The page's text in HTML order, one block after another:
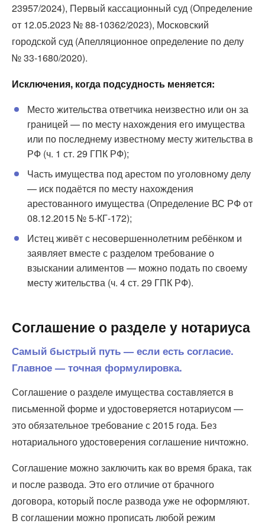
23957/2024), Первый кассационный суд (Определение
от 12.05.2023 № 88-10362/2023), Московский
городской суд (Апелляционное определение по делу
№ 33-1680/2020).
Исключения, когда подсудность меняется:
Место жительства ответчика неизвестно или он за
границей — по месту нахождения его имущества
или по последнему известному месту жительства в
РФ (ч. 1 ст. 29 ГПК РФ);
Часть имущества под арестом по уголовному делу
— иск подаётся по месту нахождения
арестованного имущества (Определение ВС РФ от
08.12.2015 № 5-КГ-172);
Истец живёт с несовершеннолетним ребёнком и
заявляет вместе с разделом требование о
взыскании алиментов — можно подать по своему
месту жительства (ч. 4 ст. 29 ГПК РФ).
Соглашение о разделе у нотариуса
Самый быстрый путь — если есть согласие.
Главное — точная формулировка.
Соглашение о разделе имущества составляется в
письменной форме и удостоверяется нотариусом —
это обязательное требование с 2015 года. Без
нотариального удостоверения соглашение ничтожно.
Соглашение можно заключить как во время брака, так
и после развода. Это его отличие от брачного
договора, который после развода уже не оформляют.
В соглашении можно прописать любой режим